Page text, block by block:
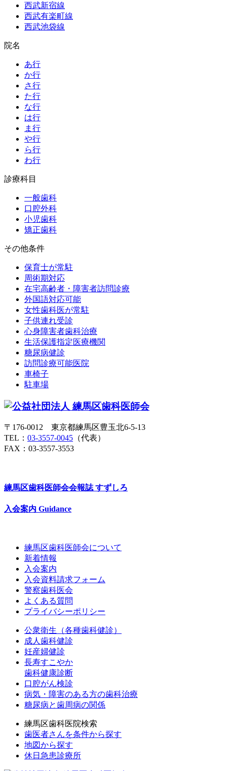
西武新宿線
西武有楽町線
西武池袋線
院名
あ行
か行
さ行
た行
な行
は行
ま行
や行
ら行
わ行
診療科目
一般歯科
口腔外科
小児歯科
矯正歯科
その他条件
保育士が常駐
周術期対応
在宅高齢者・障害者訪問診療
外国語対応可能
女性歯科医が常駐
子供連れ受診
心身障害者歯科治療
生活保護指定医療機関
糖尿病健診
訪問診療可能医院
車椅子
駐車場
〒176-0012 東京都練馬区豊玉北6-5-13
TEL： 03-3557-0045 （代表）
FAX：03-3557-3553
練馬区歯科医師会会報誌 すずしろ
入会案内 Guidance
練馬区歯科医師会について
新着情報
入会案内
入会資料請求フォーム
警察歯科医会
よくある質問
プライバシーポリシー
公衆衛生（各種歯科健診）
成人歯科健診
妊産婦健診
長寿すこやか
歯科健康診断
口腔がん検診
病気・障害のある方の歯科治療
糖尿病と歯周病の関係
練馬区歯科医院検索
歯医者さんを条件から探す
地図から探す
休日急患診療所